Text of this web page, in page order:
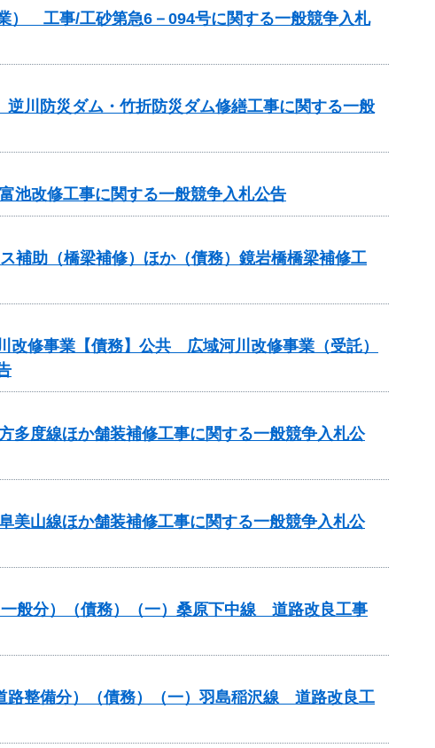
） 工事/工砂第急6－094号に関する一般競争入札
川防災ダム・竹折防災ダム修繕工事に関する一般
改修工事に関する一般競争入札公告
補助（橋梁補修）ほか（債務）鏡岩橋橋梁補修工
修事業【債務】公共 広域河川改修事業（受託）
多度線ほか舗装補修工事に関する一般競争入札公
美山線ほか舗装補修工事に関する一般競争入札公
般分）（債務）（一）桑原下中線 道路改良工事
整備分）（債務）（一）羽島稲沢線 道路改良工